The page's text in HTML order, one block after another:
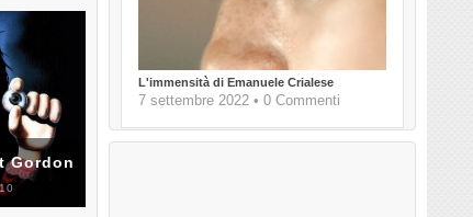
L'immensità di Emanuele Crialese
7 settembre 2022 • 0 Commenti
Gordon